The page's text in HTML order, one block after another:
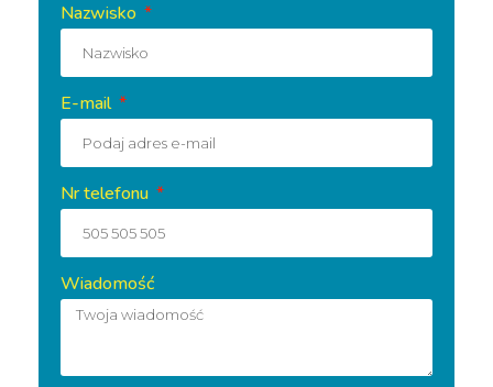
Nazwisko
E-mail
Nr telefonu
Wiadomość